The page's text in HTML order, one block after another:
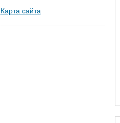
Карта сайта